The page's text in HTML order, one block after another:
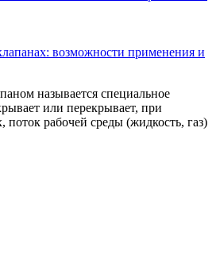
возможности применения и
называется специальное
или перекрывает, при
поток рабочей среды (жидкость, газ)